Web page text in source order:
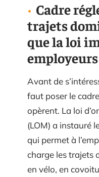
Cadre
trajets
que la loi
employeurs
Avant de
faut poser le
opèrent. La loi
(LOM) a instauré
qui permet à
charge les trajets
en vélo, en